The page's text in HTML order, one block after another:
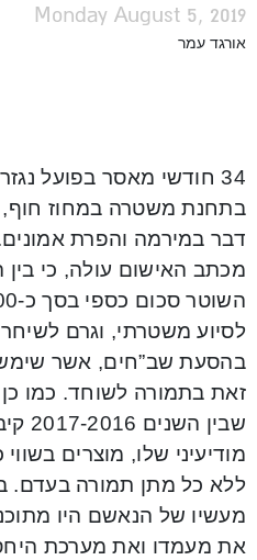
Monday August 5, 2019
אורגד עמר
34 חודשי מאסר בפועל
בתחנת משטרה במחוז חוף,
דבר במירמה והפרת
לסיוע משטרתי, וגרם
בהסעת שב”חים, אשר שימש
זאת בתמורה לשוחד. כמו
ללא כל מתן תמורה בעדם.
מעשיו של הנאשם היו
את מעמדו ואת מערכת